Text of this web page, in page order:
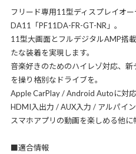
フリード専用11型ディスプレイオ
DA11「PF11DA-FR-GT-NR」。
11型大画面とフルデジタルAMP搭
たな装着を実現します。
音楽好きのためのハイレゾ対応、
を操り格別なドライブを。
Apple CarPlay / Android Autoに対応
HDMI入出力 / AUX入力 / アルパイ
スマホアプリの動画を楽しめる他に
■適合情報